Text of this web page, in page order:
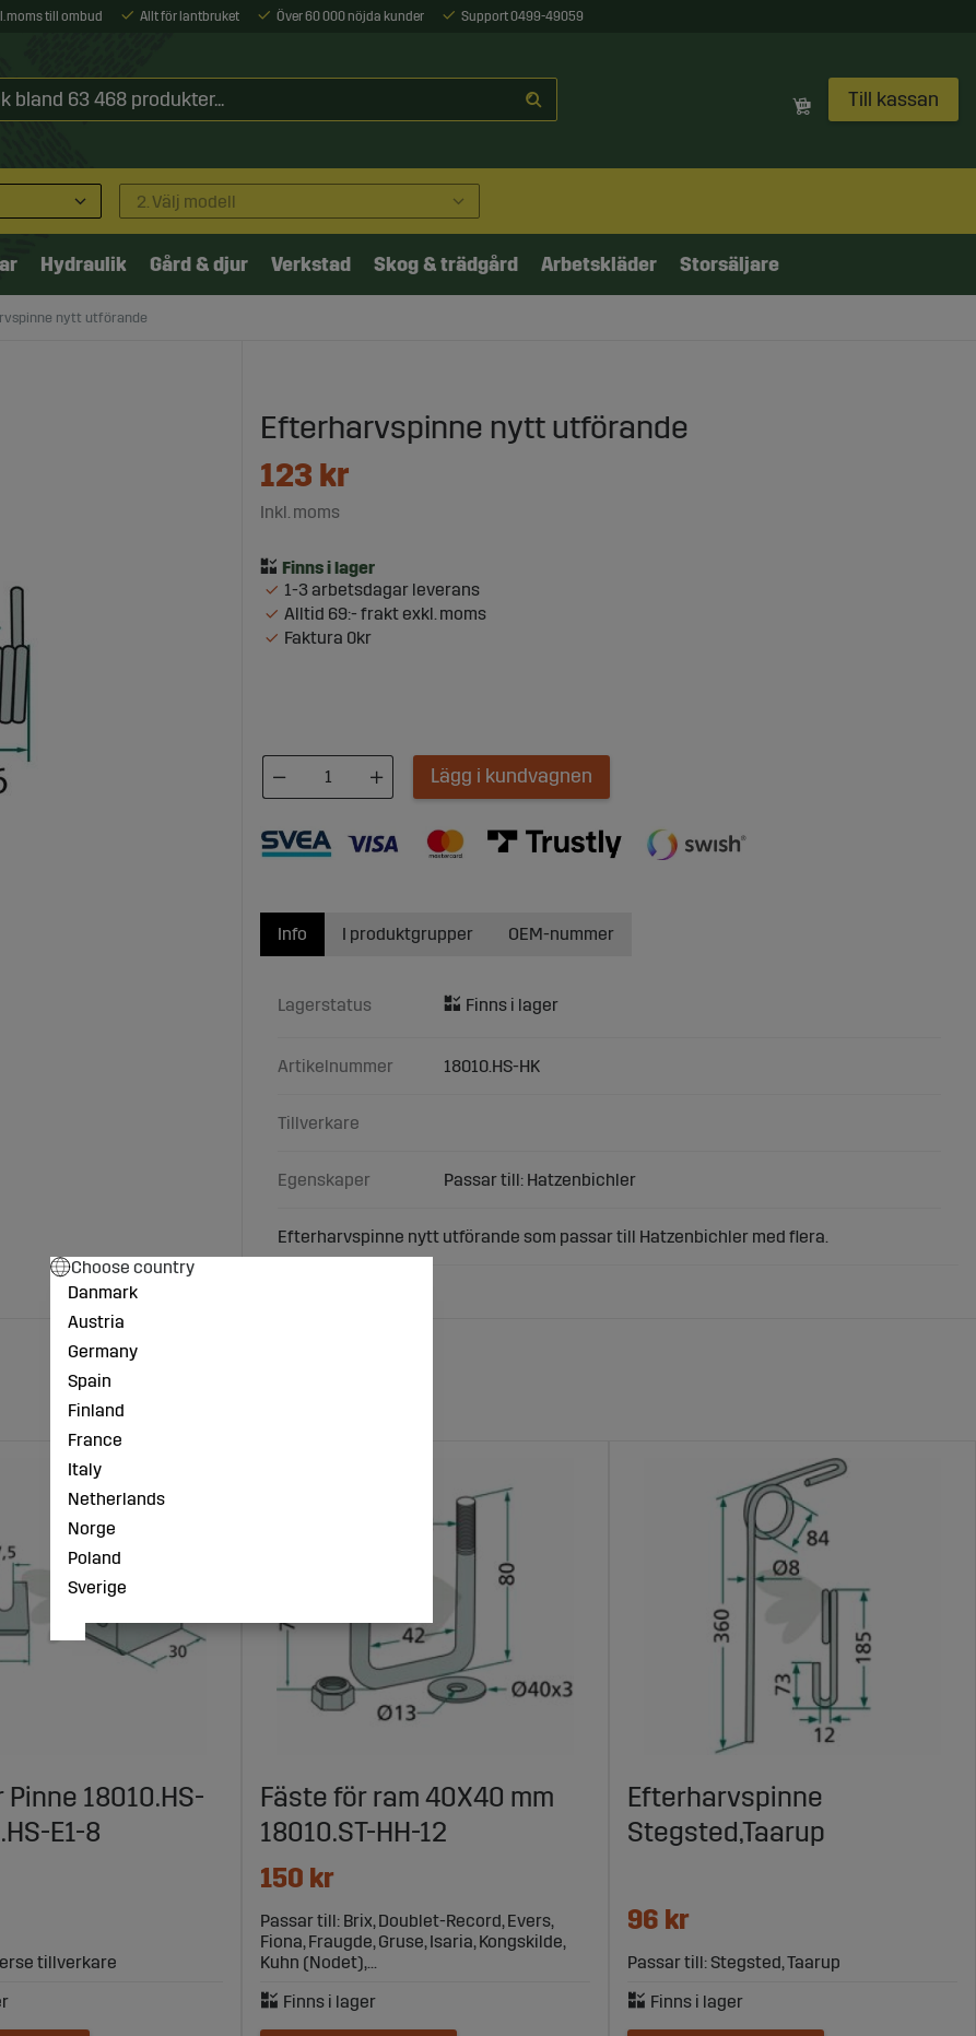
moms till ombud Allt för lantbruket Över 60 000 nöjda kunder Support 0499-49059
Till kassan
2. Välj modell
Hydraulik Gård & djur Verkstad Skog & trädgård Arbetskläder Storsäljare
nytt utförande
Efterharvspinne nytt utförande
123 kr
Inkl. moms
1-3 arbetsdagar leverans
Alltid 69:- frakt exkl. moms
Faktura 0kr
Lägg i kundvagnen
Info
Lagerstatus
Artikelnummer 18010.HS-HK
Tillverkare
Egenskaper Passar till: Hatzenbichler
Efterharvspinne nytt utförande som passar till Hatzenbichler med flera.
I produktgrupper OEM-nummer
Pinne 18010.HS-
E1-8
tillverkare
Fäste för ram 40X40 mm
18010.ST-HH-12
150 kr
Passar till: Brix, Doublet-Record, Evers,
Fiona, Fraugde, Gruse, Isaria, Kongskilde,
Kuhn (Nodet),...
Efterharvspinne
Stegsted,Taarup
96 kr
Passar till: Stegsted, Taarup
Choose country
Danmark
Austria
Germany
Spain
Finland
France
Italy
Netherlands
Norge
Poland
Sverige